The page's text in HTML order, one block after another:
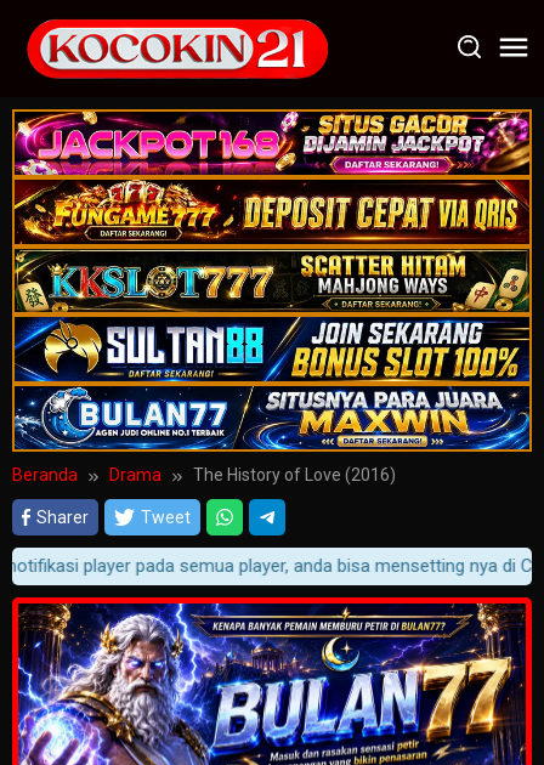
konten
Beranda Drama The History of Love (2016)
Sharer Tweet
player pada semua player, anda bisa mensetting nya di
Kisah tentang sebuah buku yang telah lama hilang yang secara
misterius muncul kembali dan menghubungkan seorang lelaki
tua yang mencari putranya dengan seorang gadis yang mencari
obat untuk kesepian ibunya.